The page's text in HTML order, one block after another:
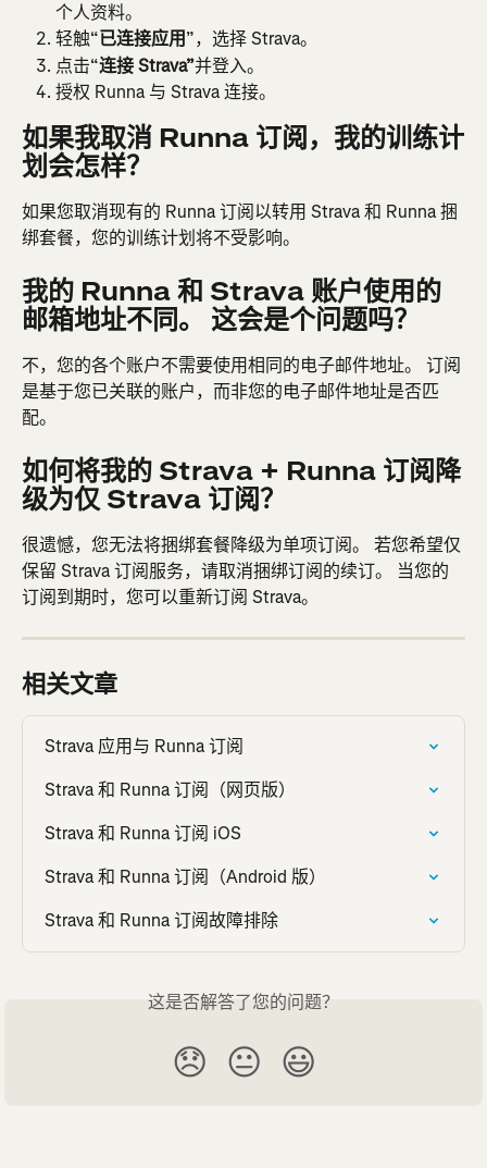
个人资料。
轻触“已连接应用”，选择 Strava。
点击“连接 Strava”并登入。
授权 Runna 与 Strava 连接。
如果我取消 Runna 订阅，我的训练计
划会怎样？
如果您取消现有的 Runna 订阅以转用 Strava 和 Runna 捆
绑套餐，您的训练计划将不受影响。
我的 Runna 和 Strava 账户使用的
邮箱地址不同。 这会是个问题吗？
不，您的各个账户不需要使用相同的电子邮件地址。 订阅
是基于您已关联的账户，而非您的电子邮件地址是否匹
配。
如何将我的 Strava + Runna 订阅降
级为仅 Strava 订阅？
很遗憾，您无法将捆绑套餐降级为单项订阅。 若您希望仅
保留 Strava 订阅服务，请取消捆绑订阅的续订。 当您的
订阅到期时，您可以重新订阅 Strava。
相关文章
Strava 应用与 Runna 订阅
Strava 和 Runna 订阅（网页版）
Strava 和 Runna 订阅 iOS
Strava 和 Runna 订阅（Android 版）
Strava 和 Runna 订阅故障排除
这是否解答了您的问题？
😞 😐 😃